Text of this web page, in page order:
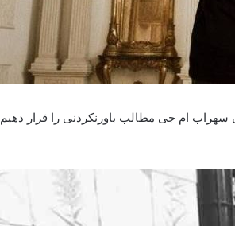
ام جی مطالب باورنکردنی را قرار دهیم